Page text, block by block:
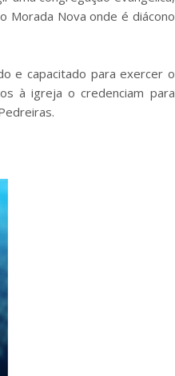
Morada Nova onde é diácono
e capacitado para exercer o
à igreja o credenciam para